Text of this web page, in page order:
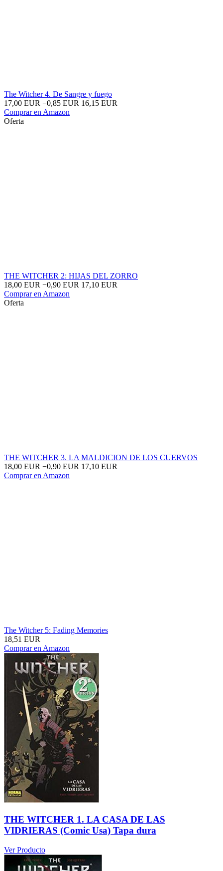
The Witcher 4. De Sangre y fuego
17,00 EUR −0,85 EUR 16,15 EUR
Comprar en Amazon
Oferta
THE WITCHER 2: HIJAS DEL ZORRO
18,00 EUR −0,90 EUR 17,10 EUR
Comprar en Amazon
Oferta
THE WITCHER 3. LA MALDICION DE LOS CUERVOS
18,00 EUR −0,90 EUR 17,10 EUR
Comprar en Amazon
The Witcher 5: Fading Memories
18,51 EUR
Comprar en Amazon
THE WITCHER 1. LA CASA DE LAS
VIDRIERAS (Comic Usa) Tapa dura
Ver Producto